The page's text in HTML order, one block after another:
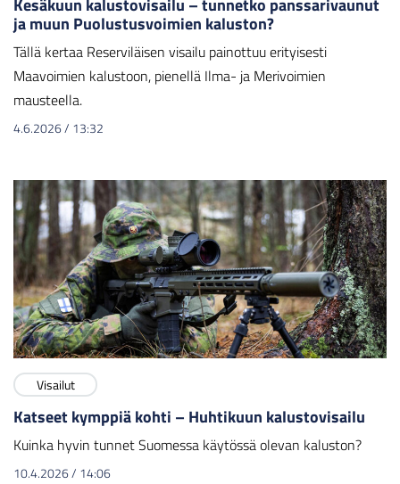
Kesäkuun kalustovisailu – tunnetko panssarivaunut
ja muun Puolustusvoimien kaluston?
Tällä kertaa Reserviläisen visailu painottuu erityisesti
Maavoimien kalustoon, pienellä Ilma- ja Merivoimien
mausteella.
4.6.2026/ 13:32
Visailut
Katseet kymppiä kohti – Huhtikuun kalustovisailu
Kuinka hyvin tunnet Suomessa käytössä olevan kaluston?
10.4.2026/ 14:06